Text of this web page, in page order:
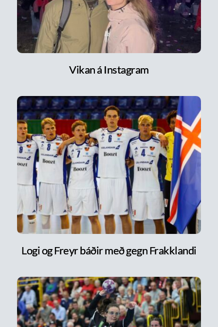
Vikan á Instagram
Logi og Freyr báðir með gegn Frakklandi